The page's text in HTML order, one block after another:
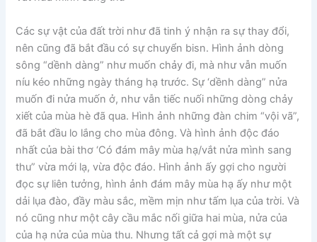
Các sự vật của đất trời như đã tinh ý nhận ra sự thay đổi,
nên cũng đã bắt đầu có sự chuyển bisn. Hình ảnh dòng
sông “dềnh dàng” như muốn chảy đi, mà như vẫn muốn
níu kéo những ngày tháng hạ trước. Sự ‘dềnh dàng” nửa
muốn đi nửa muốn ở, như vẫn tiếc nuối những dòng chảy
xiết của mùa hè đã qua. Hình ảnh những đàn chim “vội vã”,
đã bắt đầu lo lắng cho mùa đông. Và hình ảnh độc đáo
nhất của bài thơ ‘Có đám mây mùa hạ/vắt nửa mình sang
thu” vừa mới lạ, vừa độc đáo. Hình ảnh ấy gợi cho người
đọc sự liên tưởng, hình ảnh đám mây mùa hạ ấy như một
dải lụa đào, đầy màu sắc, mềm mịn như tấm lụa của trời. Và
nó cũng như một cây cầu mắc nối giữa hai mùa, nửa của
của hạ nửa của mùa thu. Nhưng tất cả gợi mà một sự